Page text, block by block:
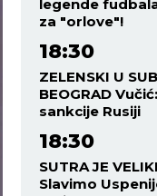
legende
za "orlove"!
18:30
ZELENSKI U
BEOGRAD
sankcije Rusiji
18:30
SUTRA JE
Slavimo